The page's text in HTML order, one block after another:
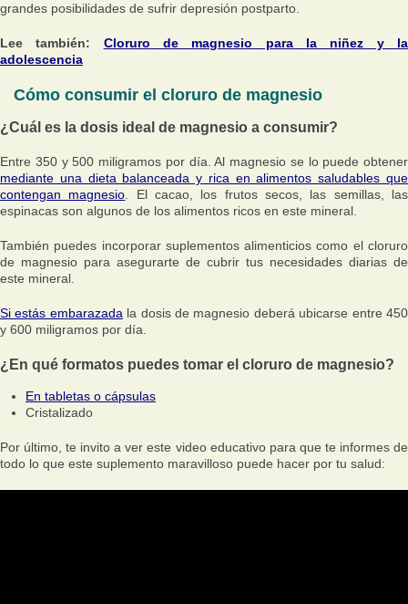
grandes posibilidades de sufrir depresión postparto.
Lee también: Cloruro de magnesio para la niñez y la
adolescencia
Cómo consumir el cloruro de magnesio
¿Cuál es la dosis ideal de magnesio a consumir?
Entre 350 y 500 miligramos por día. Al magnesio se lo puede obtener
mediante una dieta balanceada y rica en alimentos saludables que
contengan magnesio. El cacao, los frutos secos, las semillas, las
espinacas son algunos de los alimentos ricos en este mineral.
También puedes incorporar suplementos alimenticios como el cloruro
de magnesio para asegurarte de cubrir tus necesidades diarias de
este mineral.
Si estás embarazadala dosis de magnesio deberá ubicarse entre 450
y 600 miligramos por día.
¿En qué formatos puedes tomar el cloruro de magnesio?
En tabletas o cápsulas
Cristalizado
Por último, te invito a ver este video educativo para que te informes de
todo lo que este suplemento maravilloso puede hacer por tu salud: